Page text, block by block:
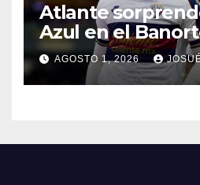
Atlante
Azul en el
AGOSTO 1, 2026